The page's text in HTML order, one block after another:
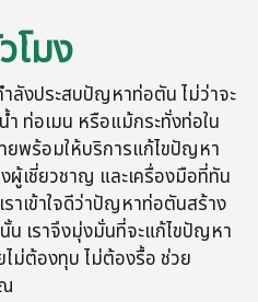
โมง
ลังประสบปัญหาท่อตัน ไม่ว่าจะ
ำ ท่อเมน หรือแม้กระทั่งท่อใน
ยพร้อมให้บริการแก้ไขปัญหา
ผู้เชี่ยวชาญ และเครื่องมือที่ทัน
าเข้าใจดีว่าปัญหาท่อตันสร้าง
น เราจึงมุ่งมั่นที่จะแก้ไขปัญหา
ม่ต้องทุบ ไม่ต้องรื้อ ช่วย